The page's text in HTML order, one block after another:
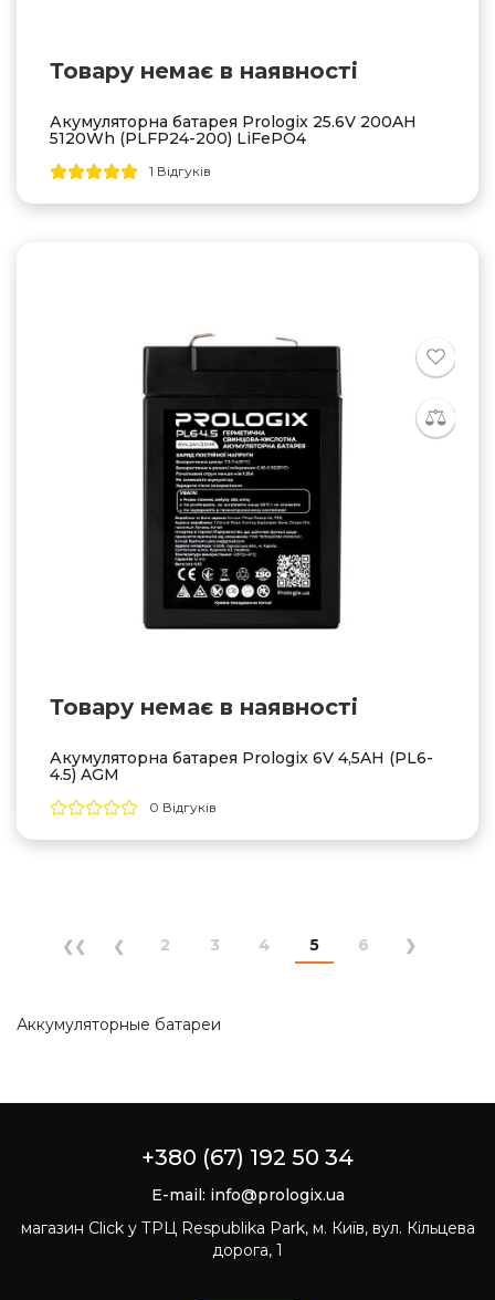
Товару немає в наявностi
Акумуляторна батарея Prologix 25.6V 200AH
5120Wh (PLFP24-200) LiFePO4
1 Відгуків
Товару немає в наявностi
Акумуляторна батарея Prologix 6V 4,5AH (PL6-
4.5) AGM
0 Відгуків
2 3 4 5 6
Аккумуляторные батареи
+380 (67) 192 50 34
E-mail: info@prologix.ua
магазин Click у ТРЦ Respublika Park, м. Київ, вул. Кільцева
дорога, 1